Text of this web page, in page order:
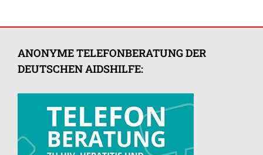
ANONYME TELEFONBERATUNG DER
DEUTSCHEN AIDSHILFE: